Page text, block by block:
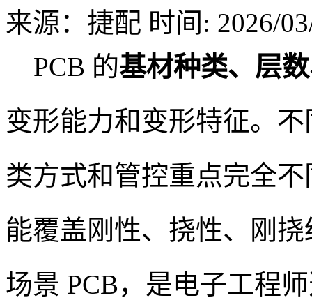
来源：捷配 时间: 2026/
PCB 的基材种类、层
变形能力和变形特征。
类方式和管控重点完全不
能覆盖刚性、挠性、刚
场景 PCB，是电子工程